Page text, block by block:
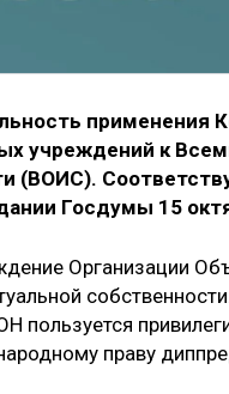
применения
учреждений к
(ВОИС).
Госдумы 15
Организации
пользуется
праву